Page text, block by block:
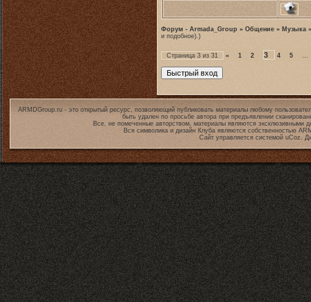
Форум - Armada_Group » Общение » Музыка »
и подобное).)
Страница 3 из 31 « 1 2 3 4 5 …
ARMDGroup.ru - это открытый ресурс, позволяющий публиковать материалы любому
быть удален по просьбе автора при предъявлении
Все, не помеченные авторством, материалы являются эксклюзивными
Вся символика и дизайн Клуба являются собственностью
Сайт управляется системой uCoz.